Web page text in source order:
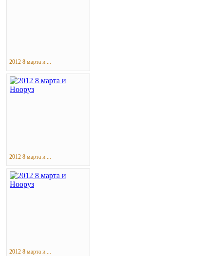
2012 8 марта и ...
2012 8 марта и ...
2012 8 марта и ...